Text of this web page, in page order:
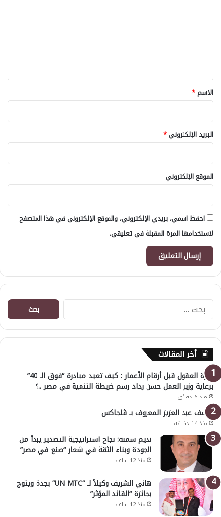
*
الاسم*
البريد الإلكتروني*
الموقع الإلكتروني
احفظ اسمي، بريدي الإلكتروني، والموقع الإلكتروني في هذا المتصفح
لاستخدامها المرة المقبلة في تعليقي.
البحث
عن:
أخر المقالات
خبرة العقول قبل أرقام الأعمار : كيف تعيد مبادرة “فوق الـ 40”
برعاية وزير العمل حسن رداد رسم خريطة التنمية في مصر ..؟
منذ 6 دقائق
يوسف عبد العزيز المعروف بـ ڤلجاكس
منذ 14 دقيقة
نديم سمنه: نجاح استراتيجية التصدير يبدأ من
الجودة وبناء الثقة في شعار “صنع في مصر”
منذ 12 ساعة
هاني الشريف وكيلاً لـ “UN MTC” بجدة ويتوج
بجائزة “القائد المؤثر”
منذ 12 ساعة